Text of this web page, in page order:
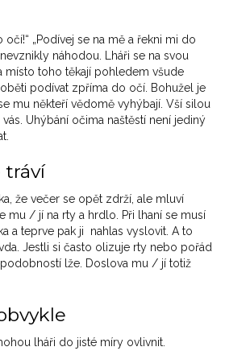
„Podívej se na mě a řekni mi do
náhodou. Lháři se na svou
místo toho těkají pohledem všude
podívat zpříma do očí. Bohužel je
mu někteří vědomě vyhýbají. Vší silou
Uhýbání očima naštěstí není jediný
tráví
že večer se opět zdrží, ale mluví
mu / jí na rty a hrdlo. Při lhaní se musí
a teprve pak ji nahlas vyslovit. A to
Jestli si často olizuje rty nebo pořád
lže. Doslova mu / jí totiž
lháři do jisté míry ovlivnit.